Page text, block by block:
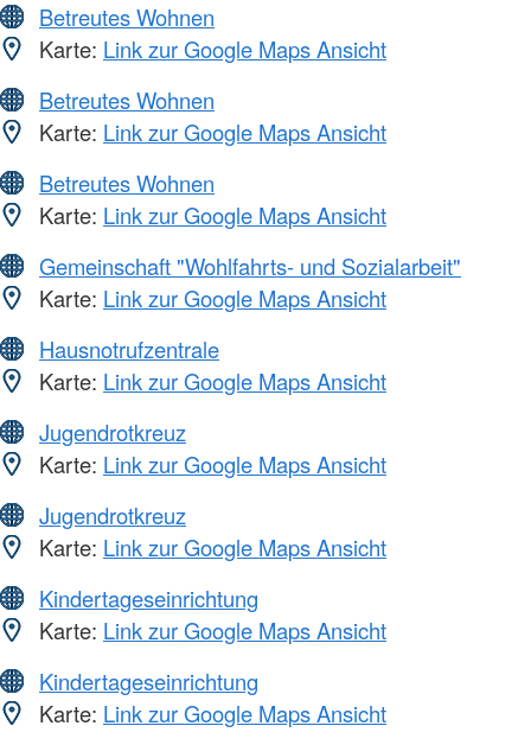
Betreutes Wohnen
Karte: Link zur Google Maps Ansicht
Betreutes Wohnen
Karte: Link zur Google Maps Ansicht
Betreutes Wohnen
Karte: Link zur Google Maps Ansicht
Gemeinschaft "Wohlfahrts- und Sozialarbeit"
Karte: Link zur Google Maps Ansicht
Hausnotrufzentrale
Karte: Link zur Google Maps Ansicht
Jugendrotkreuz
Karte: Link zur Google Maps Ansicht
Jugendrotkreuz
Karte: Link zur Google Maps Ansicht
Kindertageseinrichtung
Karte: Link zur Google Maps Ansicht
Kindertageseinrichtung
Karte: Link zur Google Maps Ansicht